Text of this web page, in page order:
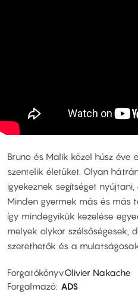
Bruno és Malik közel húsz
szentelik életüket. Olyan
igyekeznek segítséget
Minden gyermek más és más
így mindegyikük kezelése
melyek olykor szélsőségesek,
szerethetők és a
ForgatókönyvOlivier Nakache
Forgalmazó ADS